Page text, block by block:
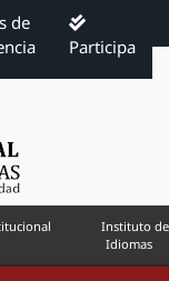
de
Participa
Instituto de
Idiomas